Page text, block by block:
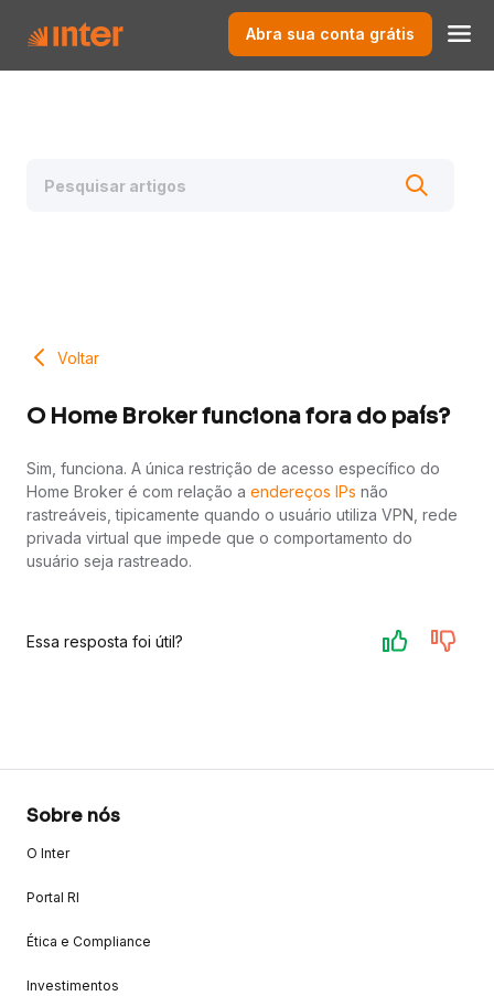
Abra sua conta grátis
Voltar
O Home Broker funciona fora do país?
Sim, funciona. A única restrição de acesso específico do
Home Broker é com relação a endereços IPs não
rastreáveis, tipicamente quando o usuário utiliza VPN, rede
privada virtual que impede que o comportamento do
usuário seja rastreado.
Essa resposta foi útil?
Sobre nós
O Inter
Portal RI
Ética e Compliance
Investimentos